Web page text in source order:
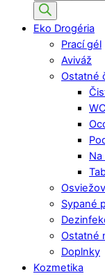
search
Eko Drogéria
Prací gél
Aviváž
Ostatné
Na
Sypané
Ostatné
Doplnky
Kozmetika